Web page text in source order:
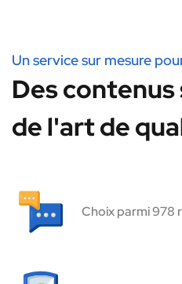
Un service sur mesure
Des
de l'art de
Choix parmi 978